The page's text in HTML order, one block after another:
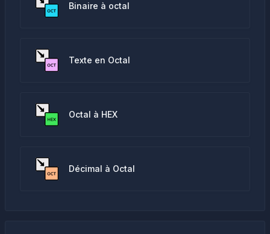
Binaire à octal
Texte en Octal
Octal à HEX
Décimal à Octal